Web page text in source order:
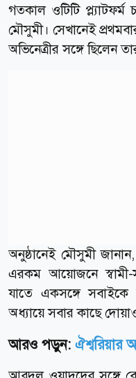
গতকাল ওটিটি
মৌসুমী। সেখানেই
অভিনেত্রীর সঙ্গে ছিলেন
অনুষ্ঠানেই মৌসুমী
এরকম আয়োজনে স্বামী-
যাতে একসঙ্গে
অধ্যায়ে সবার কাছে
আরও পড়ুন: ঐশ্বরিয়ার